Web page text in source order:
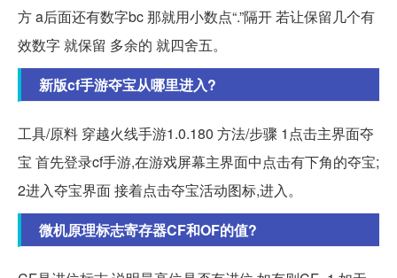
方 a后面还有数字bc 那就用小数点“.”隔开 若让保留几个有
效数字 就保留 多余的 就四舍五。
新版cf手游夺宝从哪里进入?
工具/原料 穿越火线手游1.0.180 方法/步骤 1点击主界面夺
宝 首先登录cf手游,在游戏屏幕主界面中点击有下角的夺宝;
2进入夺宝界面 接着点击夺宝活动图标,进入。
微机原理标志寄存器CF和OF的值?